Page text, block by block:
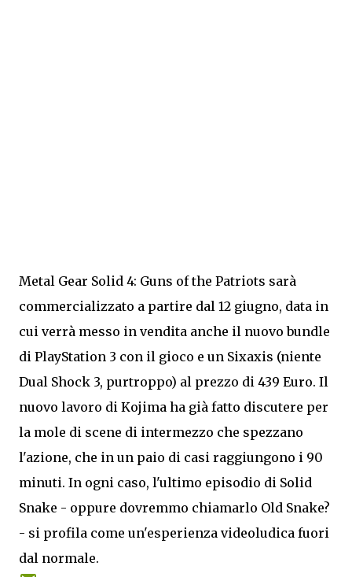
Metal Gear Solid 4: Guns of the Patriots sarà
commercializzato a partire dal 12 giugno, data in
cui verrà messo in vendita anche il nuovo bundle
di PlayStation 3 con il gioco e un Sixaxis (niente
Dual Shock 3, purtroppo) al prezzo di 439 Euro. Il
nuovo lavoro di Kojima ha già fatto discutere per
la mole di scene di intermezzo che spezzano
l'azione, che in un paio di casi raggiungono i 90
minuti. In ogni caso, l'ultimo episodio di Solid
Snake - oppure dovremmo chiamarlo Old Snake?
- si profila come un'esperienza videoludica fuori
dal normale.